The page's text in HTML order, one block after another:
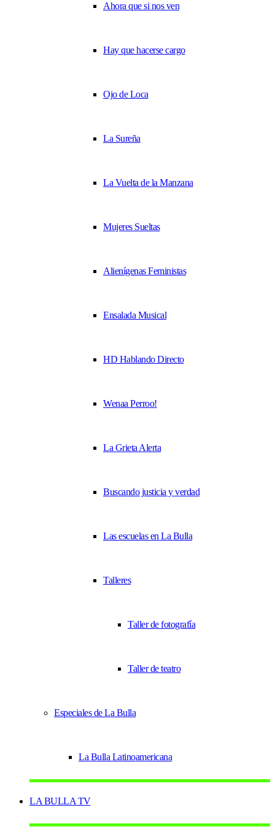
Ahora que si nos ven
Hay que hacerse cargo
Ojo de Loca
La Sureña
La Vuelta de la Manzana
Mujeres Sueltas
Alienígenas Feministas
Ensalada Musical
HD Hablando Directo
Wenaa Perroo!
La Grieta Alerta
Buscando justicia y verdad
Las escuelas en La Bulla
Talleres
Taller de fotografía
Taller de teatro
Especiales de La Bulla
La Bulla Latinoamericana
LA BULLA TV